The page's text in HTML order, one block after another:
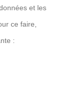
et les
ce faire,
: